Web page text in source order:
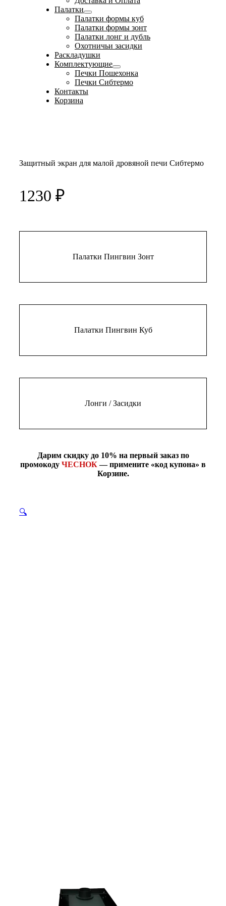
Палатки
Палатки формы куб
Палатки формы зонт
Палатки лонг и дубль
Охотничьи засидки
Раскладушки
Комплектующие
Печки Пошехонка
Печки Сибтермо
Контакты
Корзина
Защитный экран для малой дровяной печи Сибтермо
1230 ₽
Палатки Пингвин Зонт
Палатки Пингвин Куб
Лонги / Засидки
Дарим скидку до 10% на первый заказ по
промокоду ЧЕСНОК— примените «код купона» в
Корзине.
🔍